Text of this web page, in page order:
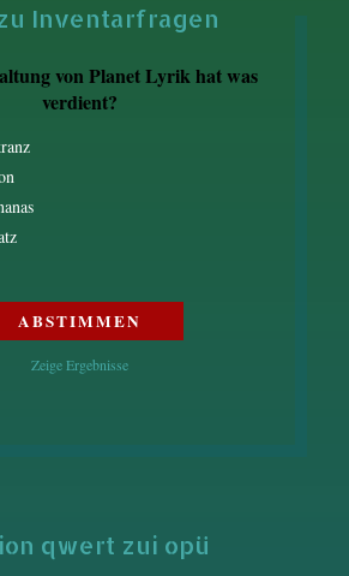
Inventarfragen
von Planet Lyrik hat was
verdient?
Zeige Ergebnisse
qwert zui opü